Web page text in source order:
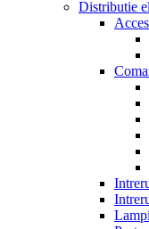
Distributie